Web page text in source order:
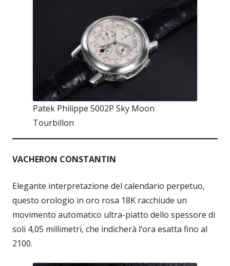
Patek Philippe 5002P Sky Moon
Tourbillon
VACHERON CONSTANTIN
Elegante interpretazione del calendario perpetuo,
questo orologio in oro rosa 18K racchiude un
movimento automatico ultra-piatto dello spessore di
soli 4,05 millimetri, che indicherà l’ora esatta fino al
2100.